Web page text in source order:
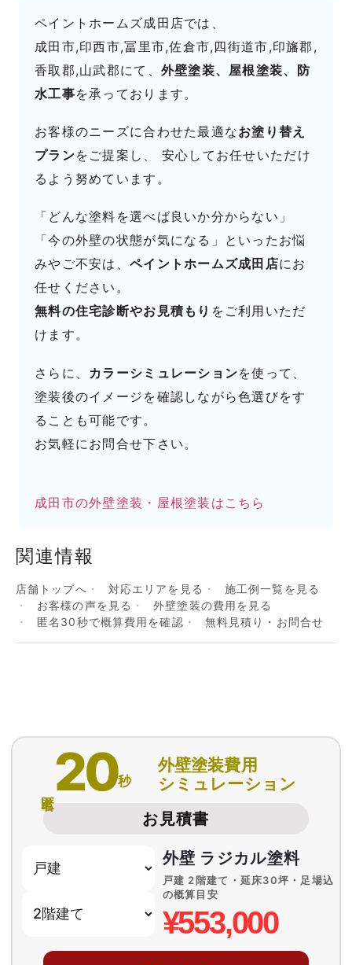
ペイントホームズ成田店では、
成田市,印西市,冨里市,佐倉市,四街道市,印旛郡,
香取郡,山武郡にて、 外壁塗装、屋根塗装、防
水工事を承っております。
お客様のニーズに合わせた最適なお塗り替え
プランをご提案し、 安心してお任せいただけ
るよう努めています。
「どんな塗料を選べば良いか分からない」
「今の外壁の状態が気になる」といったお悩
みやご不安は、 ペイントホームズ成田店にお
任せください。
無料の住宅診断やお見積もり をご利用いただ
けます。
さらに、 カラーシミュレーションを使って、
塗装後のイメージを確認しながら色選びをす
ることも可能です。
お気軽にお問合せ下さい。
成田市の外壁塗装・屋根塗装はこちら
関連情報
店舗トップへ 対応エリアを見る
施工例一覧を見る
お客様の声を見る
外壁塗装の費用を見る
匿名30秒で概算費用を確認
無料見積り・お問合せ
20秒
外壁塗装費用
シミュレーション
お見積書
外壁 ラジカル塗料
戸建 2階建て・延床30坪・足場込
の概算目安
¥553,000